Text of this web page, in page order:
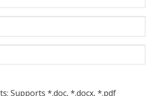
Supports *.doc, *.docx, *.pdf